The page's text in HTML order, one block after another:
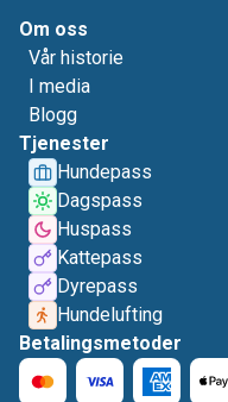
Om oss
Vår historie
I media
Blogg
Tjenester
Hundepass
Dagspass
Huspass
Kattepass
Dyrepass
Hundelufting
Betalingsmetoder